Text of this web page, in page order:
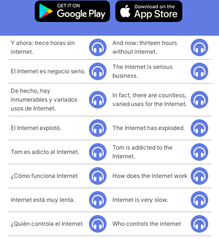
Y ahora: trece horas sin
internet.
And now: thirteen hours
without internet.
El Internet es negocio serio.
The Internet is serious
business.
De hecho, hay
innumerables y variados
usos de Internet.
In fact, there are countless,
varied uses for the Internet.
El Internet explotó. The Internet has exploded.
Tom es adicto al Internet.
Tom is addicted to the
Internet.
¿Cómo funciona Internet How does the Internet work
Internet está muy lenta. Internet is very slow.
¿Quién controla el Internet Who controls the internet